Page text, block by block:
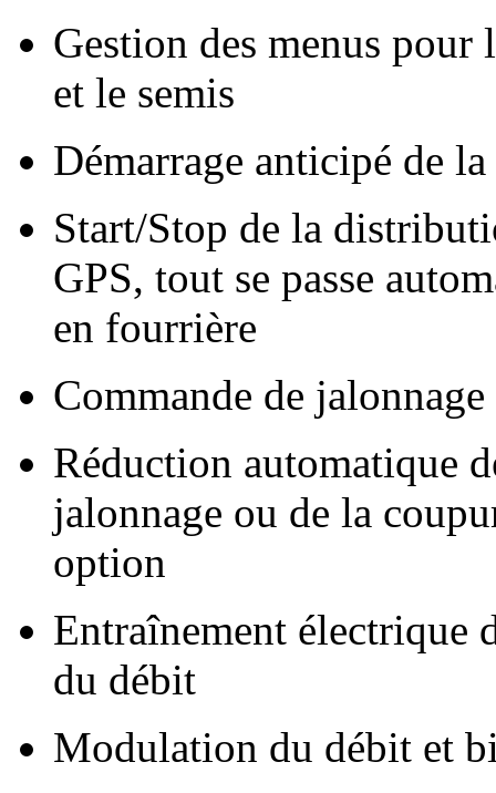
Gestion des menus pour
et le semis
Démarrage anticipé de
Start/Stop de la
GPS, tout se passe
en fourrière
Commande de
Réduction automatique
jalonnage ou de la
option
Entraînement électrique
du débit
Modulation du débit et